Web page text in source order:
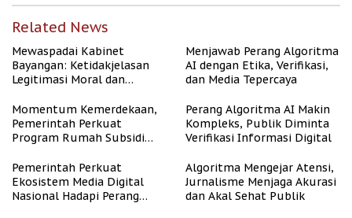
Related News
Mewaspadai Kabinet
Bayangan: Ketidakjelasan
Legitimasi Moral dan
Menjawab Perang Algoritma
AI dengan Etika, Verifikasi,
dan Media Tepercaya
Momentum Kemerdekaan,
Pemerintah Perkuat
Program Rumah Subsidi
Berpenghasilan Rendah
Perang Algoritma AI Makin
Kompleks, Publik Diminta
Verifikasi Informasi Digital
Pemerintah Perkuat
Ekosistem Media Digital
Nasional Hadapi Perang
Algoritma Mengejar Atensi,
Jurnalisme Menjaga Akurasi
dan Akal Sehat Publik